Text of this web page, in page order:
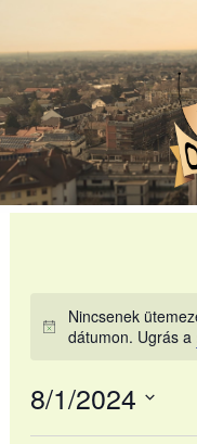
content
Nincsenek
dátumon. Ugrás a
8/1/2024
Dátum